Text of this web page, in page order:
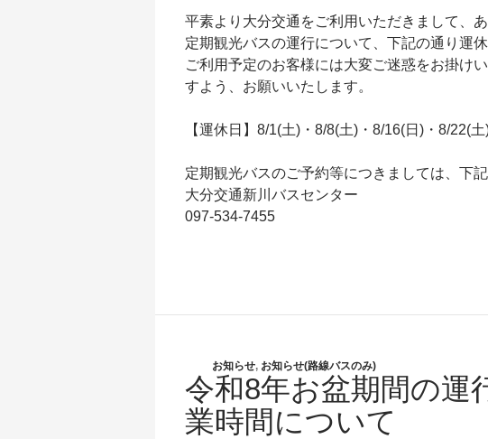
平素より大分交通をご利用いただきまして、
定期観光バスの運行について、下記の通り運休
ご利用予定のお客様には大変ご迷惑をお掛け
すよう、お願いいたします。
【運休日】8/1(土)・8/8(土)・8/16(日)・8/22(
定期観光バスのご予約等につきましては、下
大分交通新川バスセンター
097-534-7455
お知らせ, お知らせ(路線バスのみ)
令和8年お盆期間の運
業時間について